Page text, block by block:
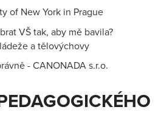
of New York in Prague
VŠ tak, aby mě bavila?
a tělovýchovy
- CANONADA s.r.o.